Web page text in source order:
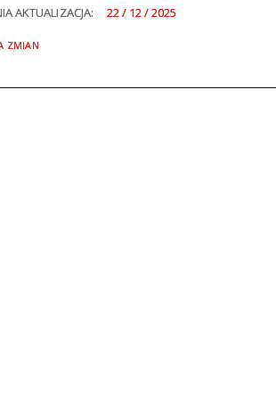
AKTUALIZACJA:
22 / 12 / 2025
ZMIAN